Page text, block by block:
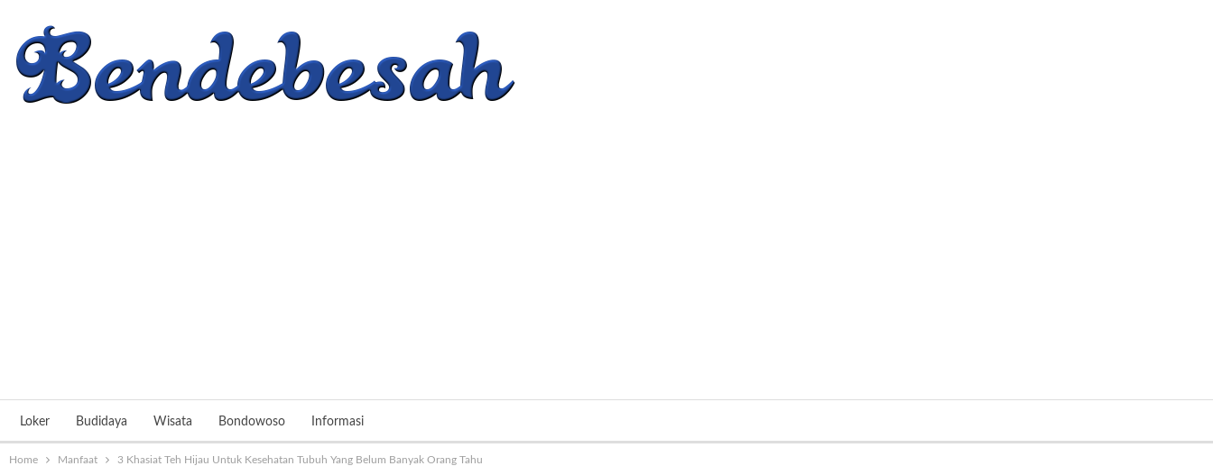
Loker Budidaya Wisata Bondowoso Informasi
Home Manfaat 3 Khasiat Teh Hijau Untuk Kesehatan Tubuh Yang Belum Banyak Orang Tahu